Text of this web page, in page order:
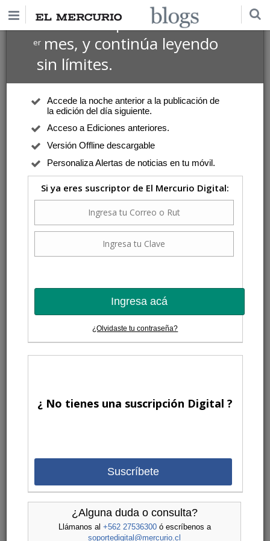
Suscríbete por $1 USD
ermes, y continúa leyendo
sin límites.
Accede la noche anterior a la publicación de
la edición del día siguiente.
Acceso a Ediciones anteriores.
Versión Offline descargable
Personaliza Alertas de noticias en tu móvil.
Si ya eres suscriptor de El Mercurio Digital:
Ingresa acá
¿Olvidaste tu contraseña?
¿ No tienes una suscripción Digital ?
Suscríbete
¿Alguna duda o consulta?
Llámanos al +562 27536300ó escríbenos a
soportedigital@mercurio.cl